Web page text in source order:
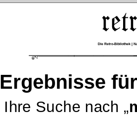
Die Retro-Bibliothek |
Ergebnisse
Ihre Suche nach